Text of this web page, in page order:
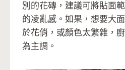
別的花磚，建議可將貼面
的凌亂感。如果，想要大
於花俏，或顏色太繁雜，
為主調。